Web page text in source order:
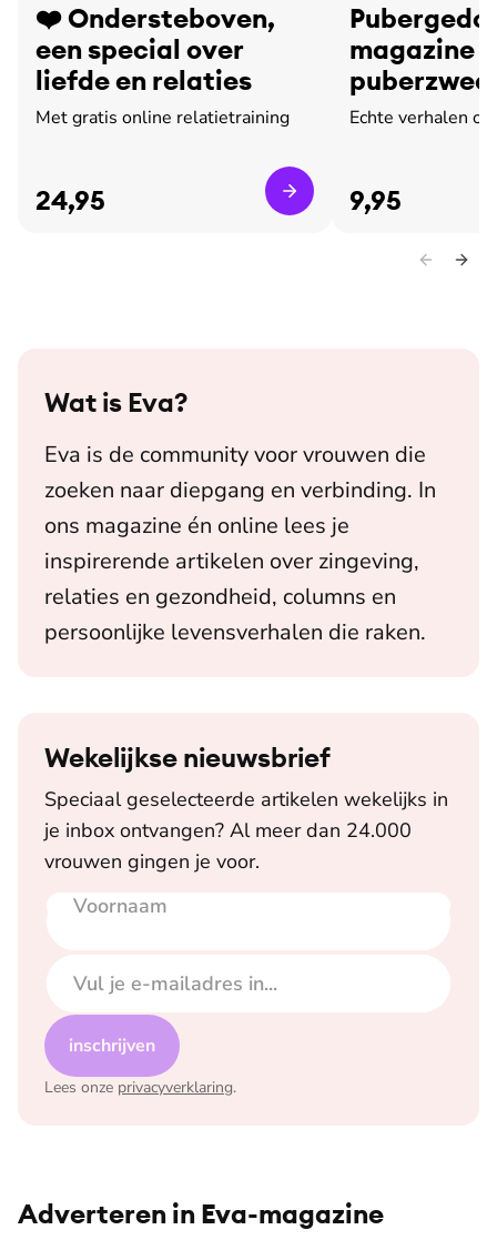
❤️ Ondersteboven,
een special over
liefde en relaties
Met gratis online relatietraining
24,95
magazine
leed
Echte verhalen
9,95
Wat is Eva?
Eva is de community voor vrouwen die
zoeken naar diepgang en verbinding. In
ons magazine én online lees je
inspirerende artikelen over zingeving,
relaties en gezondheid, columns en
persoonlijke levensverhalen die raken.
Wekelijkse nieuwsbrief
Speciaal geselecteerde artikelen wekelijks in
je inbox ontvangen? Al meer dan 24.000
vrouwen gingen je voor.
Voornaam
E-mailadres
inschrijven
Lees onze privacyverklaring.
Adverteren in Eva-magazine